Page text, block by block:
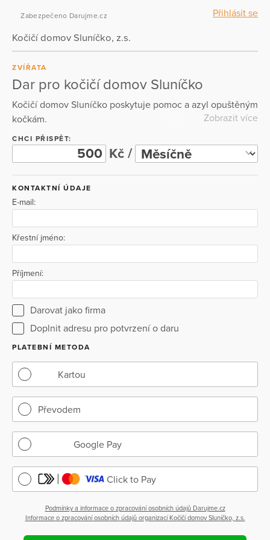
Přihlásit se
Zabezpečeno Darujme.cz
Kočičí domov Sluníčko, z.s.
ZVÍŘATA
Dar pro kočičí domov Sluníčko
Kočičí domov Sluníčko poskytuje pomoc a azyl opuštěným
kočkám.
Zobrazit více
CHCI PŘISPĚT:
Kč /
KONTAKTNÍ ÚDAJE
E-mail:
Křestní jméno:
Příjmení:
Darovat jako firma
Doplnit adresu pro potvrzení o daru
PLATEBNÍ METODA
Kartou
Převodem
Google Pay
Click to Pay
Podmínky a informace o zpracování osobních údajů Darujme.cz
Informace o zpracování osobních údajů organizací Kočičí domov Sluníčko, z.s.